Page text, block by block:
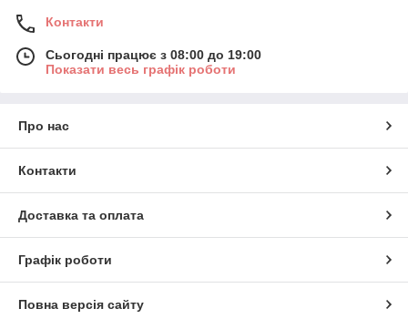
Контакти
Сьогодні працює з 08:00 до 19:00
Показати весь графік роботи
Про нас
Контакти
Доставка та оплата
Графік роботи
Повна версія сайту